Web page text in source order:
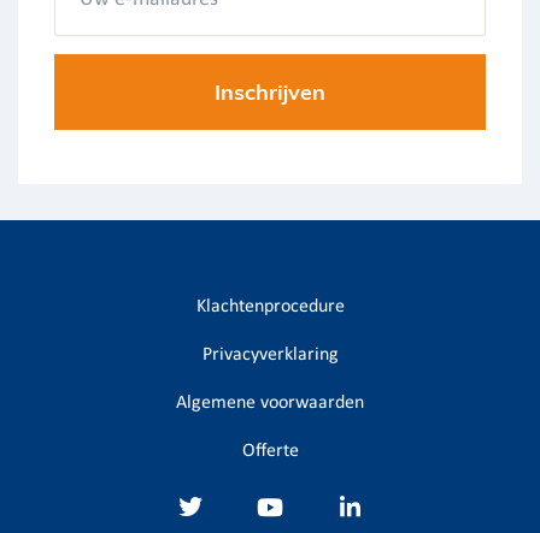
Klachtenprocedure
Privacyverklaring
Algemene voorwaarden
Offerte